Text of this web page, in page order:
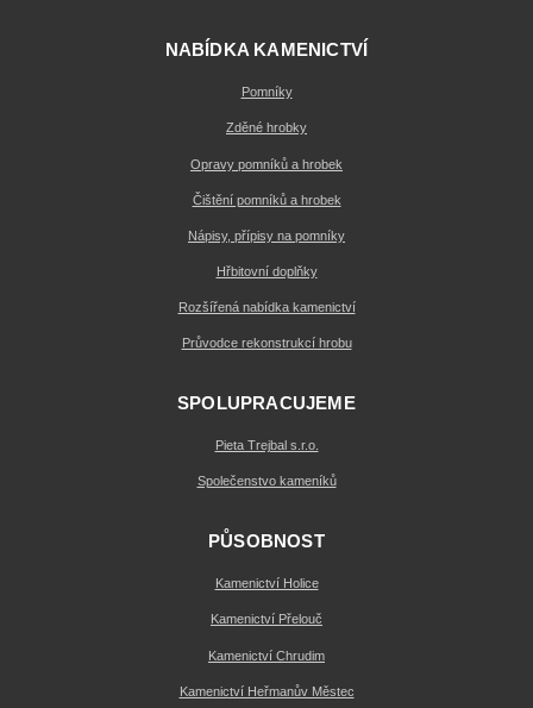
NABÍDKA KAMENICTVÍ
Pomníky
Zděné hrobky
Opravy pomníků a hrobek
Čištění pomníků a hrobek
Nápisy, přípisy na pomníky
Hřbitovní doplňky
Rozšířená nabídka kamenictví
Průvodce rekonstrukcí hrobu
SPOLUPRACUJEME
Pieta Trejbal s.r.o.
Společenstvo kameníků
PŮSOBNOST
Kamenictví Holice
Kamenictví Přelouč
Kamenictví Chrudim
Kamenictví Heřmanův Městec